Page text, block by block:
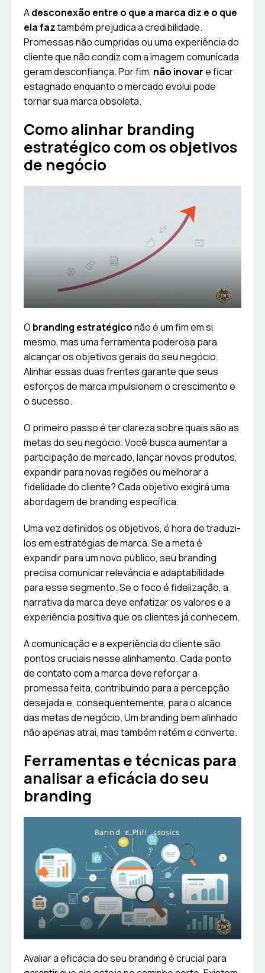
Adesconexão entre o que a marca diz e o que
ela faztambém prejudica a credibilidade.
Promessas não cumpridas ou uma experiência do
cliente que não condiz com a imagem comunicada
geram desconfiança. Por fim, não inovare ficar
estagnado enquanto o mercado evolui pode
tornar sua marca obsoleta.
Como alinhar branding
estratégico com os objetivos
de negócio
O branding estratégiconão é um fim em si
mesmo, mas uma ferramenta poderosa para
alcançar os objetivos gerais do seu negócio.
Alinhar essas duas frentes garante que seus
esforços de marca impulsionem o crescimento e
o sucesso.
O primeiro passo é ter clareza sobre quais são as
metas do seu negócio. Você busca aumentar a
participação de mercado, lançar novos produtos,
expandir para novas regiões ou melhorar a
fidelidade do cliente? Cada objetivo exigirá uma
abordagem de branding específica.
Uma vez definidos os objetivos, é hora de traduzi-
los em estratégias de marca. Se a meta é
expandir para um novo público, seu branding
precisa comunicar relevância e adaptabilidade
para esse segmento. Se o foco é fidelização, a
narrativa da marca deve enfatizar os valores e a
experiência positiva que os clientes já conhecem.
A comunicação e a experiência do cliente são
pontos cruciais nesse alinhamento. Cada ponto
de contato com a marca deve reforçar a
promessa feita, contribuindo para a percepção
desejada e, consequentemente, para o alcance
das metas de negócio. Um branding bem alinhado
não apenas atrai, mas também retém e converte.
Ferramentas e técnicas para
analisar a eficácia do seu
branding
Avaliar a eficácia do seu branding é crucial para